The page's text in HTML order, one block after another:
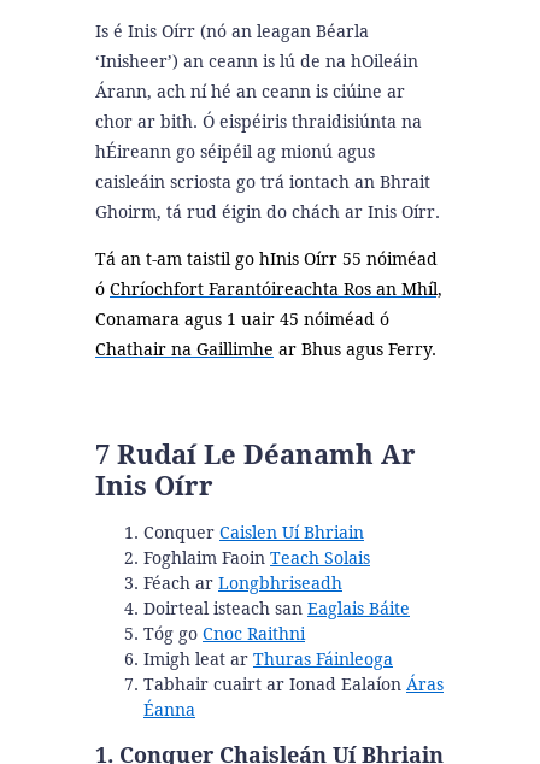
Is é Inis Oírr (nó an leagan Béarla
‘Inisheer’) an ceann is lú de na hOileáin
Árann, ach ní hé an ceann is ciúine ar
chor ar bith. Ó eispéiris thraidisiúnta na
hÉireann go séipéil ag mionú agus
caisleáin scriosta go trá iontach an Bhrait
Ghoirm, tá rud éigin do chách ar Inis Oírr.
Tá an t-am taistil go hInis Oírr 55 nóiméad
ó Chríochfort Farantóireachta Ros an Mhíl,
Conamara agus 1 uair 45 nóiméad ó
Chathair na Gaillimhe ar Bhus agus Ferry.
7 Rudaí Le Déanamh Ar
Inis Oírr
Conquer Caislen Uí Bhriain
Foghlaim Faoin Teach Solais
Féach ar Longbhriseadh
Doirteal isteach san Eaglais Báite
Tóg go Cnoc Raithni
Imigh leat ar Thuras Fáinleoga
Tabhair cuairt ar Ionad Ealaíon Áras
Éanna
1. Conquer Chaisleán Uí Bhriain